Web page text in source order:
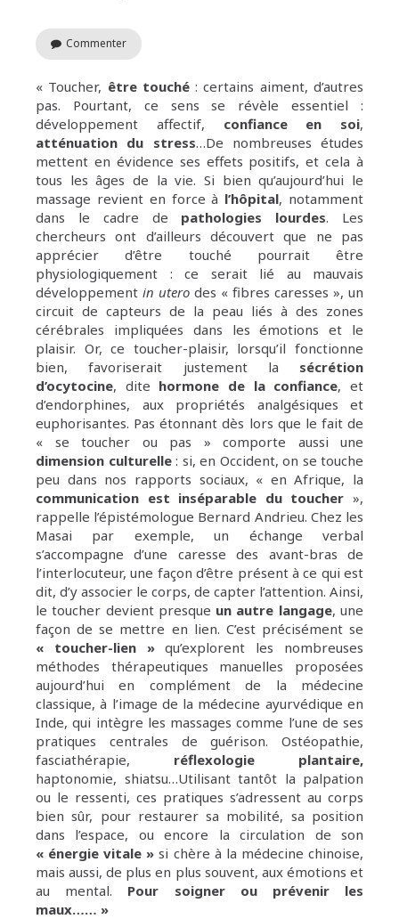
Commenter
« Toucher, être touché: certains aiment, d’autres
pas. Pourtant, ce sens se révèle essentiel :
développement affectif, confiance en soi,
atténuation du stress…De nombreuses études
mettent en évidence ses effets positifs, et cela à
tous les âges de la vie. Si bien qu’aujourd’hui le
massage revient en force à l’hôpital, notamment
dans le cadre de pathologies lourdes. Les
chercheurs ont d’ailleurs découvert que ne pas
apprécier d’être touché pourrait être
physiologiquement : ce serait lié au mauvais
développement in utero des « fibres caresses », un
circuit de capteurs de la peau liés à des zones
cérébrales impliquées dans les émotions et le
plaisir. Or, ce toucher-plaisir, lorsqu’il fonctionne
bien, favoriserait justement la sécrétion
d’ocytocine, dite hormone de la confiance, et
d’endorphines, aux propriétés analgésiques et
euphorisantes. Pas étonnant dès lors que le fait de
« se toucher ou pas » comporte aussi une
dimension culturelle: si, en Occident, on se touche
peu dans nos rapports sociaux, « en Afrique, la
communication est inséparable du toucher »,
rappelle l’épistémologue Bernard Andrieu. Chez les
Masai par exemple, un échange verbal
s’accompagne d’une caresse des avant-bras de
l’interlocuteur, une façon d’être présent à ce qui est
dit, d’y associer le corps, de capter l’attention. Ainsi,
le toucher devient presque un autre langage, une
façon de se mettre en lien. C’est précisément se
« toucher-lien »qu’explorent les nombreuses
méthodes thérapeutiques manuelles proposées
aujourd’hui en complément de la médecine
classique, à l’image de la médecine ayurvédique en
Inde, qui intègre les massages comme l’une de ses
pratiques centrales de guérison. Ostéopathie,
fasciathérapie, réflexologie plantaire,
haptonomie, shiatsu…Utilisant tantôt la palpation
ou le ressenti, ces pratiques s’adressent au corps
bien sûr, pour restaurer sa mobilité, sa position
dans l’espace, ou encore la circulation de son
« énergie vitale » si chère à la médecine chinoise,
mais aussi, de plus en plus souvent, aux émotions et
au mental. Pour soigner ou prévenir les
maux…… »